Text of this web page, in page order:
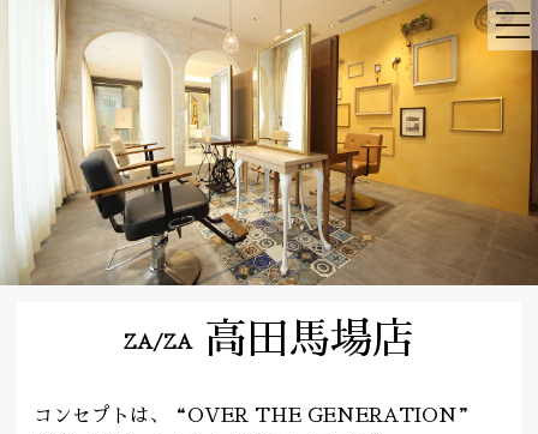
ZA/ZA 高田馬場店
コンセプトは、“OVER THE GENERATION”